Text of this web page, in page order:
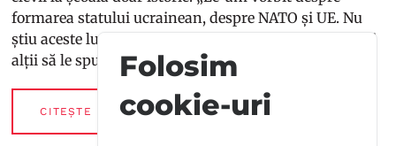
formarea statului ucrainean, despre NATO și UE. Nu
știu aceste lucruri, iar dacă nu le spunem noi, vor veni
alții să le spună cum stă treaba.”
CITEȘTE MAI MULT
Folosim
cookie-uri